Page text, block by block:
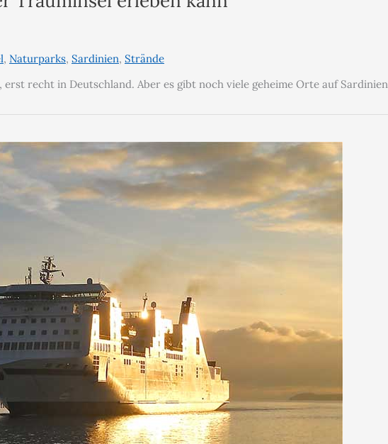
, Naturparks, Sardinien, Strände
recht in Deutschland. Aber es gibt noch viele geheime Orte auf